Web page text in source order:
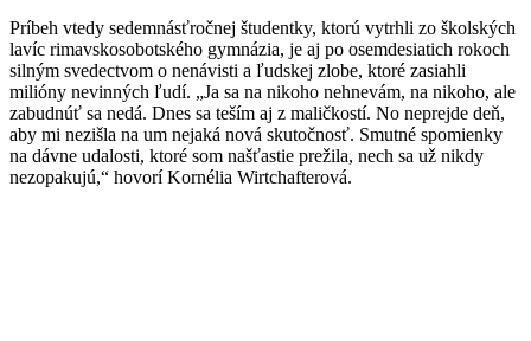
Príbeh vtedy sedemnásťročnej študentky, ktorú vytrhli zo školských
lavíc rimavskosobotského gymnázia, je aj po osemdesiatich rokoch
silným svedectvom o nenávisti a ľudskej zlobe, ktoré zasiahli
milióny nevinných ľudí. „Ja sa na nikoho nehnevám, na nikoho, ale
zabudnúť sa nedá. Dnes sa teším aj z maličkostí. No neprejde deň,
aby mi nezišla na um nejaká nová skutočnosť. Smutné spomienky
na dávne udalosti, ktoré som našťastie prežila, nech sa už nikdy
nezopakujú,“ hovorí Kornélia Wirtchafterová.